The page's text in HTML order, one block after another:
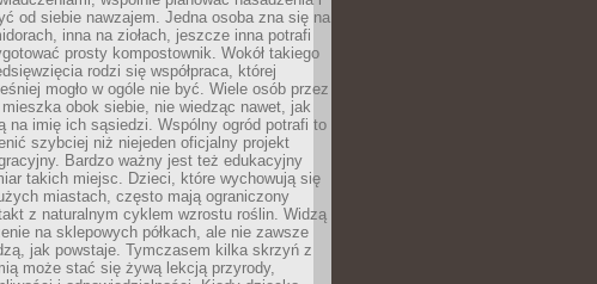
od siebie nawzajem. Jedna osoba zna się na
inna na ziołach, jeszcze inna potrafi
prosty kompostownik. Wokół takiego
rodzi się współpraca, której
mogło w ogóle nie być. Wiele osób przez
mieszka obok siebie, nie wiedząc nawet, jak
na imię ich sąsiedzi. Wspólny ogród potrafi to
szybciej niż niejeden oficjalny projekt
Bardzo ważny jest też edukacyjny
takich miejsc. Dzieci, które wychowują się
miastach, często mają ograniczony
z naturalnym cyklem wzrostu roślin. Widzą
na sklepowych półkach, ale nie zawsze
jak powstaje. Tymczasem kilka skrzyń z
może stać się żywą lekcją przyrody,